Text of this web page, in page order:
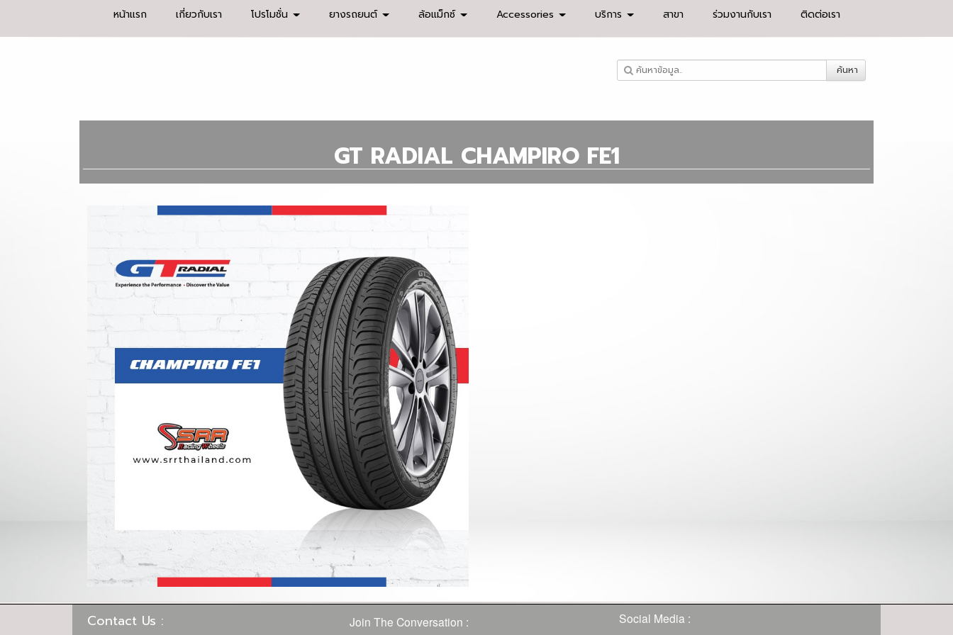
หน้าแรก เกี่ยวกับเรา โปรโมชั่น ยางรถยนต์ ล้อแม็กซ์ Accessories บริการ สาขา ร่วมงานกับเรา ติดต่อเรา
ค้นหา
GT RADIAL CHAMPIRO FE1
Contact Us : Join The Conversation : Social Media :